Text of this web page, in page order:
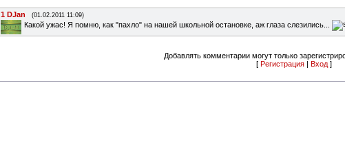
1 DJan (01.02.2011 11:09)
Какой ужас! Я помню, как "пахло" на нашей школьной остановке, аж глаза слезились...
Добавлять комментарии могут только
[ Регистрация Вход ]